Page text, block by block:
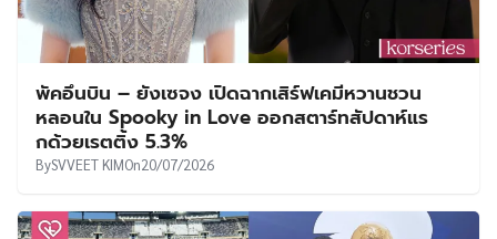
พัคอึนบิน – ยังเซจง เปิดฉากเสิร์ฟเคมีหวานชวน
หลอนใน Spooky in Love ออกสตาร์ทสัปดาห์แร
กด้วยเรตติ้ง 5.3%
BySVVEET KIMOn20/07/2026